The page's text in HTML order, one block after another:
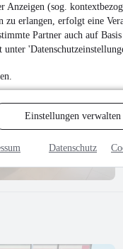
Anzeigen (sog.
erlangen, erfolgt eine
Partner auch auf
Einstellungen verwalten
Datenschutz